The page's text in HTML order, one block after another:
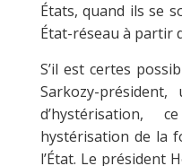
États, quand ils se
État-réseau à partir
S’il est certes
Sarkozy-
hystérisation de la
l’État. Le président